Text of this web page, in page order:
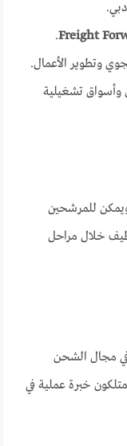
Freight
.
وتطوير الأعمال.
وأسواق تشغيلية
للمرشحين
خلال مراحل
مجال الشحن
خبرة عملية في